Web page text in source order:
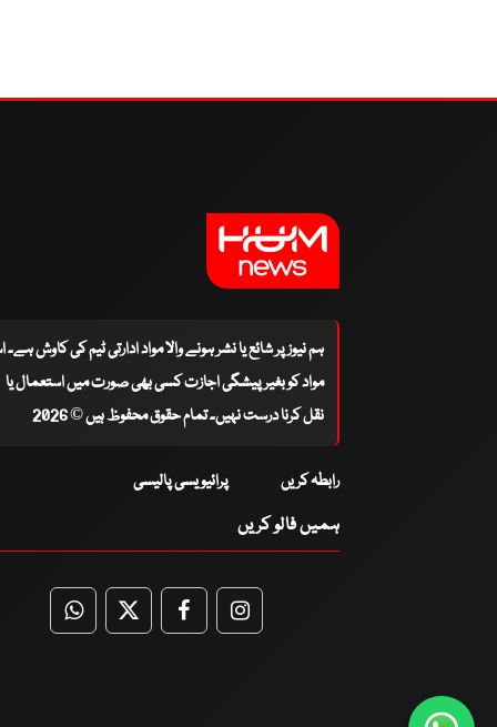
ہم نیوز پر شائع یا نشر ہونے والا مواد ادارتی ٹیم کی کاوش
مواد کو بغیر پیشگی اجازت کسی بھی صورت میں استعمال یا
نقل کرنا درست نہیں۔ تمام حقوق محفوظ ہیں © 2026
رابطہ کریں پرائیویسی پالیسی
ہمیں فالو کریں
WhatsApp
TwitterFacebookFacebook